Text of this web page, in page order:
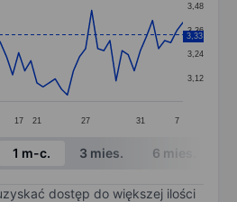
points.
displaying categories.
displaying values. Data
17 21 27 31 7
3,12
3,24
3,36
3,48
3,33
1 m-c. 3 mies. 6 mies.
dostęp do większej ilości